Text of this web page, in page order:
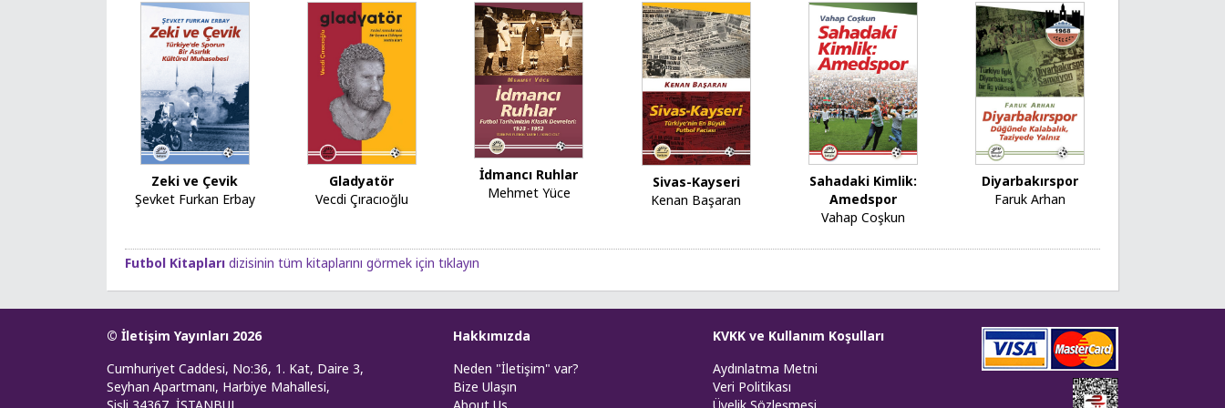
Zeki ve Çevik
Şevket Furkan Erbay
Gladyatör
Vecdi Çıracıoğlu
İdmancı Ruhlar
Mehmet Yüce
Sivas-Kayseri
Kenan Başaran
Sahadaki Kimlik:
Amedspor
Vahap Coşkun
Diyarbakırspor
Faruk Arhan
Futbol Kitapları dizisinin tüm kitaplarını görmek için tıklayın
© İletişim Yayınları 2026
Cumhuriyet Caddesi, No:36, 1. Kat, Daire 3,
Seyhan Apartmanı, Harbiye Mahallesi,
Hakkımızda
Neden "İletişim" var?
Bize Ulaşın
KVKK ve Kullanım Koşulları
Aydınlatma Metni
Veri Politikası